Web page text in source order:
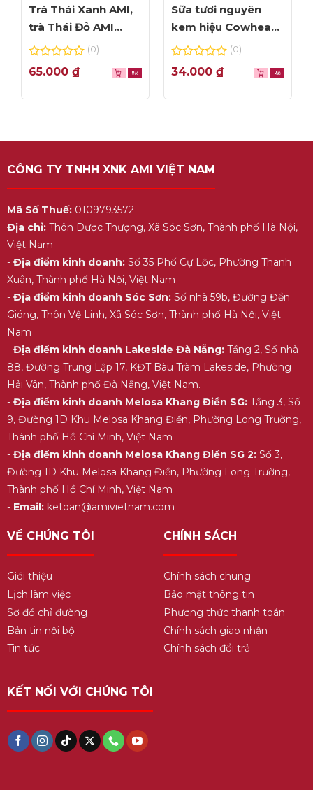
Trà Thái Xanh AMI,
trà Thái Đỏ AMI
thơm ngon, túi lọc
0
out
5
(0)
65.000 ₫
Sữa tươi nguyên
kem hiệu Cowhead
– hộp 1L
0
out
5
(0)
34.000 ₫
CÔNG TY TNHH XNK AMI VIỆT NAM
Mã Số Thuế:0109793572
Địa chỉ:Thôn Dược Thượng, Xã Sóc Sơn, Thành phố Hà Nội,
Việt Nam
- Địa điểm kinh doanh:Số 35 Phố Cự Lộc, Phường Thanh
Xuân, Thành phố Hà Nội, Việt Nam
- Địa điểm kinh doanh Sóc Sơn:Số nhà 59b, Đường Đền
Gióng, Thôn Vệ Linh, Xã Sóc Sơn, Thành phố Hà Nội, Việt
Nam
- Địa điểm kinh doanh Lakeside Đà Nẵng:Tầng 2, Số nhà
88, Đường Trung Lập 17, KĐT Bàu Tràm Lakeside, Phường
Hải Vân, Thành phố Đà Nẵng, Việt Nam.
- Địa điểm kinh doanh Melosa Khang Điền SG:Tầng 3, Số
9, Đường 1D Khu Melosa Khang Điền, Phường Long Trường,
Thành phố Hồ Chí Minh, Việt Nam
- Địa điểm kinh doanh Melosa Khang Điền SG 2:Số 3,
Đường 1D Khu Melosa Khang Điền, Phường Long Trường,
Thành phố Hồ Chí Minh, Việt Nam
- Email:ketoan@amivietnam.com
VỀ CHÚNG TÔI
Giới thiệu
Lịch làm việc
Sơ đồ chỉ đường
Bản tin nội bộ
Tin tức
CHÍNH SÁCH
Chính sách chung
Bảo mật thông tin
Phương thức thanh toán
Chính sách giao nhận
Chính sách đổi trả
KẾT NỐI VỚI CHÚNG TÔI